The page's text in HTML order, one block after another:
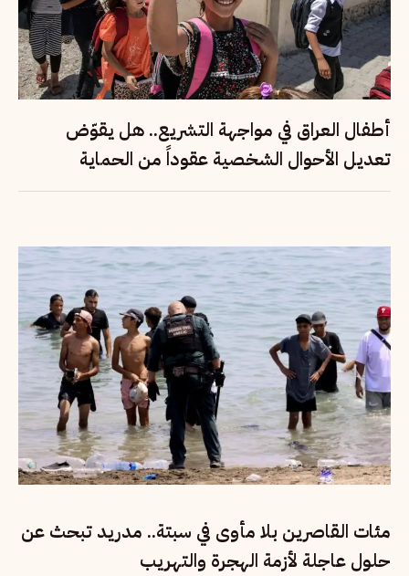
أطفال العراق في مواجهة التشريع.. هل يقوّض
تعديل الأحوال الشخصية عقوداً من الحماية
القانونية؟
مئات القاصرين بلا مأوى في سبتة.. مدريد تبحث عن
حلول عاجلة لأزمة الهجرة والتهريب